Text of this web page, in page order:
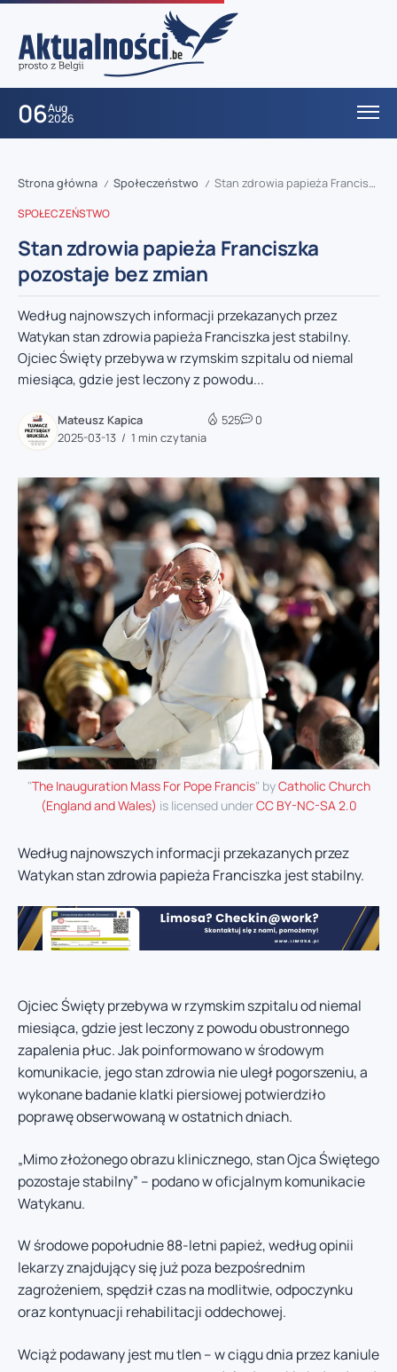
06Aug
2026
Strona główna / Społeczeństwo / Stan zdrowia papieża Franciszka pozostaje bez zmian
SPOŁECZEŃSTWO
Stan zdrowia papieża Franciszka
pozostaje bez zmian
Według najnowszych informacji przekazanych przez
Watykan stan zdrowia papieża Franciszka jest stabilny.
Ojciec Święty przebywa w rzymskim szpitalu od niemal
miesiąca, gdzie jest leczony z powodu...
Mateusz Kapica
2025-03-13
1 min czytania
525 0
"The Inauguration Mass For Pope Francis" byCatholic Church
(England and Wales) is licensed underCC BY-NC-SA 2.0
Według najnowszych informacji przekazanych przez
Watykan stan zdrowia papieża Franciszka jest stabilny.
Ojciec Święty przebywa w rzymskim szpitalu od niemal
miesiąca, gdzie jest leczony z powodu obustronnego
zapalenia płuc. Jak poinformowano w środowym
komunikacie, jego stan zdrowia nie uległ pogorszeniu, a
wykonane badanie klatki piersiowej potwierdziło
poprawę obserwowaną w ostatnich dniach.
„Mimo złożonego obrazu klinicznego, stan Ojca Świętego
pozostaje stabilny” – podano w oficjalnym komunikacie
Watykanu.
W środowe popołudnie 88-letni papież, według opinii
lekarzy znajdujący się już poza bezpośrednim
zagrożeniem, spędził czas na modlitwie, odpoczynku
oraz kontynuacji rehabilitacji oddechowej.
Wciąż podawany jest mu tlen – w ciągu dnia przez kaniule